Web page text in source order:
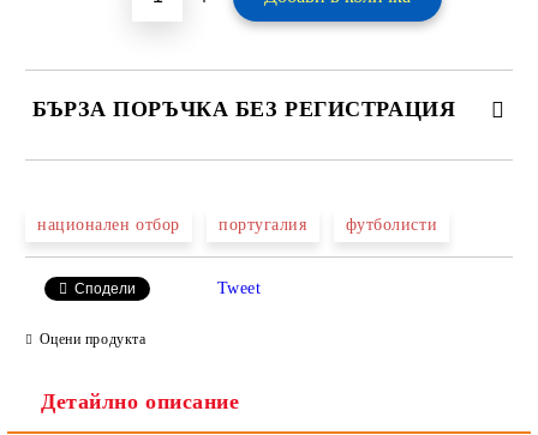
БЪРЗА ПОРЪЧКА БЕЗ РЕГИСТРАЦИЯ
Ние ще се свържем с вас в рамките на работния ден.
национален отбор португалия футболисти
Сподели Tweet
Оцени продукта
Детайлно описание